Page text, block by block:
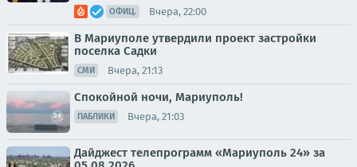
ОФИЦ. Вчера, 22:00
В Мариуполе утвердили проект застройки
поселка Садки
СМИ Вчера, 21:13
Спокойной ночи, Мариуполь!
ПАБЛИКИ Вчера, 21:03
Дайджест телепрограмм «Мариуполь 24» за